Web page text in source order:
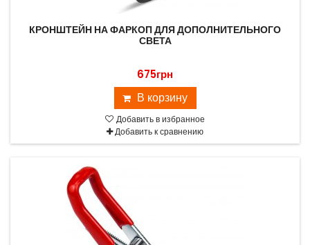
КРОНШТЕЙН НА ФАРКОП ДЛЯ ДОПОЛНИТЕЛЬНОГО
СВЕТА
675грн
В корзину
Добавить в избранное
Добавить к сравнению